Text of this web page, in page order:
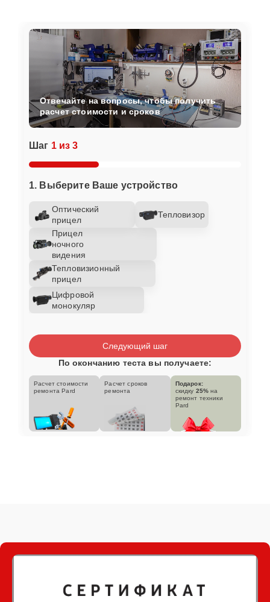
Шаг 1 из 3
1. Выберите Ваше устройство
Оптический
прицел
Тепловизор
Прицел
ночного
видения
Тепловизионный
прицел
Цифровой
монокуляр
Отвечайте на вопросы, чтобы получить
расчет стоимости и сроков
Следующий шаг
По окончанию теста вы получаете:
Расчет стоимости
ремонта Pard
Расчет сроков
ремонта
Подарок:
скидку 25% на
ремонт техники
Pard